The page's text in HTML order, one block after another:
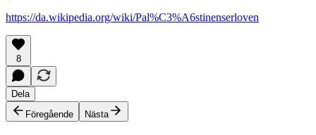
https://da.wikipedia.org/wiki/Pal%C3%A6stinenserloven
8
Dela
Föregående
Nästa